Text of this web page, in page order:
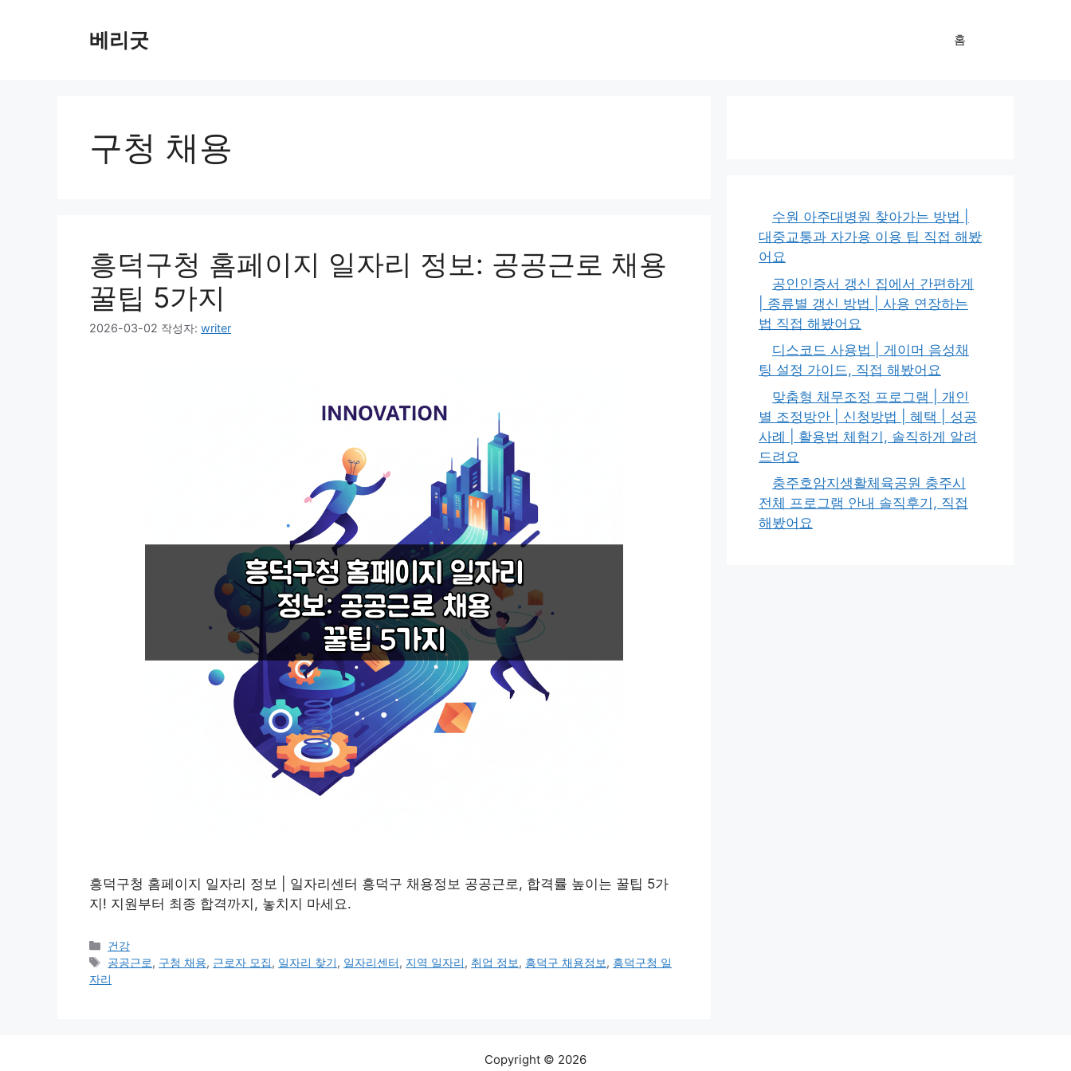
베리굿 홈
구청 채용
흥덕구청 홈페이지 일자리 정보: 공공근로 채용
꿀팁 5가지
2026-03-02 작성자: writer
흥덕구청 홈페이지 일자리 정보 | 일자리센터 흥덕구 채용정보 공공근로, 합격률 높이는 꿀팁 5가
지! 지원부터 최종 합격까지, 놓치지 마세요.
카
테
고
건강
태
그
공공근로, 구청 채용, 근로자 모집, 일자리 찾기, 일자리센터, 지역 일자리, 취업 정보, 흥덕구 채용정보, 흥덕구청 일
자리
수원 아주대병원 찾아가는 방법 |
대중교통과 자가용 이용 팁 직접 해봤
어요
공인인증서 갱신 집에서 간편하게
| 종류별 갱신 방법 | 사용 연장하는
법 직접 해봤어요
디스코드 사용법 | 게이머 음성채
팅 설정 가이드, 직접 해봤어요
맞춤형 채무조정 프로그램 | 개인
별 조정방안 | 신청방법 | 혜택 | 성공
사례 | 활용법 체험기, 솔직하게 알려
드려요
충주호암지생활체육공원 충주시
전체 프로그램 안내 솔직후기, 직접
해봤어요
Copyright © 2026